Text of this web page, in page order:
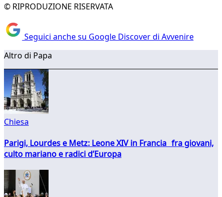
© RIPRODUZIONE RISERVATA
Seguici anche su Google Discover di Avvenire
Altro di Papa
Chiesa
Parigi, Lourdes e Metz: Leone XIV in Francia fra giovani,
culto mariano e radici d’Europa